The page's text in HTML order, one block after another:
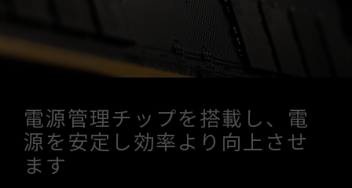
電源管理チップを搭載し、電
源を安定し効率より向上させ
ます